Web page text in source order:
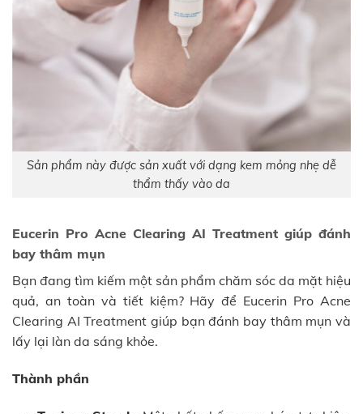
Sản phẩm này được sản xuất với dạng kem mỏng nhẹ dễ
thẩm thấy vào da
Eucerin Pro Acne Clearing AI Treatment giúp đánh
bay thâm mụn
Bạn đang tìm kiếm một sản phẩm chăm sóc da mặt hiệu
quả, an toàn và tiết kiệm? Hãy để Eucerin Pro Acne
Clearing AI Treatment giúp bạn đánh bay thâm mụn và
lấy lại làn da sáng khỏe.
Thành phần